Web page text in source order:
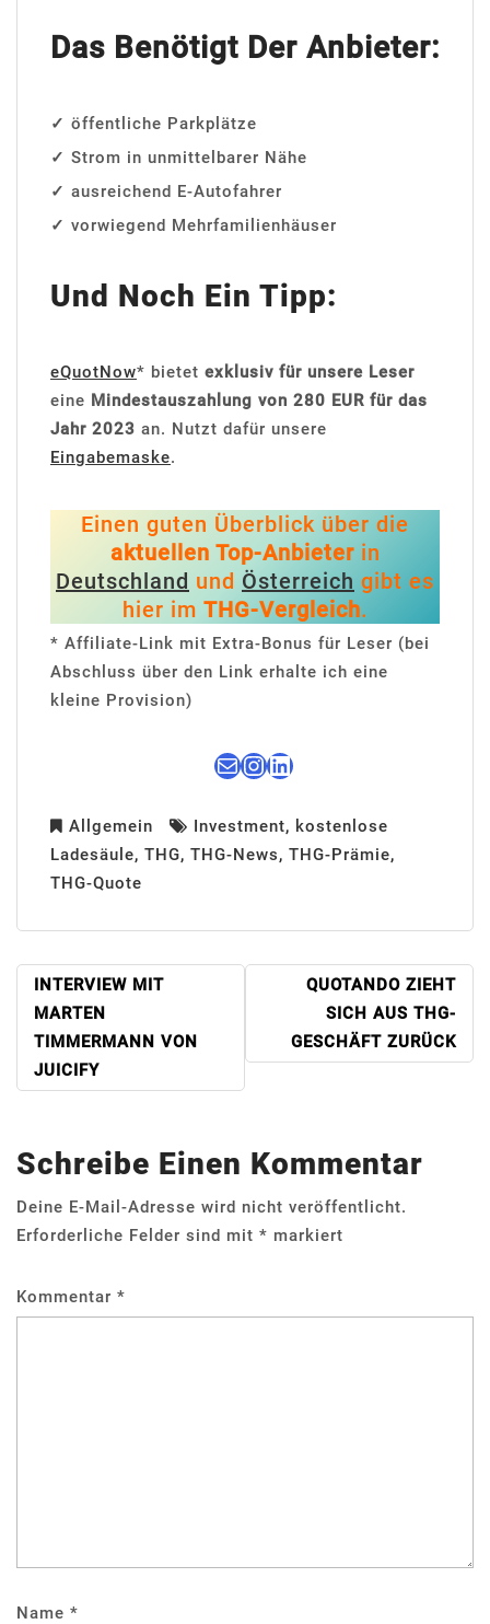
Das Benötigt Der Anbieter:
✓ öffentliche Parkplätze
✓ Strom in unmittelbarer Nähe
✓ ausreichend E-Autofahrer
✓ vorwiegend Mehrfamilienhäuser
Und Noch Ein Tipp:
eQuotNow* bietet exklusiv für unsere Leser
eine Mindestauszahlung von 280 EUR für das
Jahr 2023 an. Nutzt dafür unsere
Eingabemaske.
Einen guten Überblick über die
aktuellen Top-Anbieterin
Deutschland und Österreich gibt es
hier im THG-Vergleich.
* Affiliate-Link mit Extra-Bonus für Leser (bei
Abschluss über den Link erhalte ich eine
kleine Provision)
E-MailInstagram
LinkedIn
Allgemein Investment, kostenlose
Ladesäule, THG, THG-News, THG-Prämie,
THG-Quote
BEITRAGSNAVIGATION
INTERVIEW MIT
MARTEN
TIMMERMANN VON
JUICIFY
QUOTANDO ZIEHT
SICH AUS THG-
GESCHÄFT ZURÜCK
Schreibe Einen Kommentar
Deine E-Mail-Adresse wird nicht veröffentlicht.
Erforderliche Felder sind mit * markiert
Kommentar *
Name *